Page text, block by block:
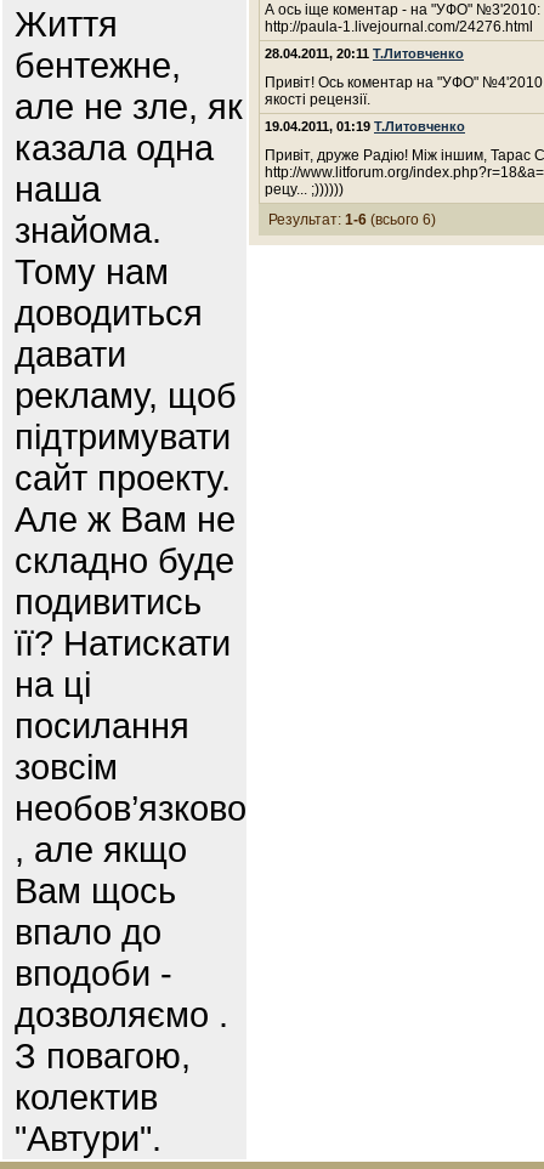
Життя
бентежне,
але не зле, як
казала одна
наша
знайома.
Тому нам
доводиться
давати
рекламу, щоб
підтримувати
сайт проекту.
Але ж Вам не
складно буде
подивитись
її? Натискати
на ці
посилання
зовсім
необов’язково
, але якщо
Вам щось
впало до
вподоби -
дозволяємо .
З повагою,
колектив
"Автури".
А ось іще коментар - на "УФО" №3'2010:
http://paula-1.livejournal.com/24276.html
28.04.2011, 20:11 Т.Литовченко
Привіт! Ось коментар на "УФО"
якості рецензії.
19.04.2011, 01:19 Т.Литовченко
Привіт, друже Радію! Між іншим,
http://www.litforum.org/
рецу... ;))))))
Результат: 1-6 (всього 6)